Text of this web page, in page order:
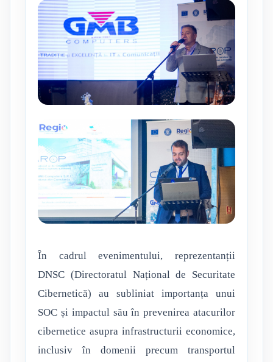
În cadrul evenimentului, reprezentanții
DNSC (Directoratul Național de Securitate
Cibernetică) au subliniat importanța unui
SOC și impactul său în prevenirea atacurilor
cibernetice asupra infrastructurii economice,
inclusiv în domenii precum transportul